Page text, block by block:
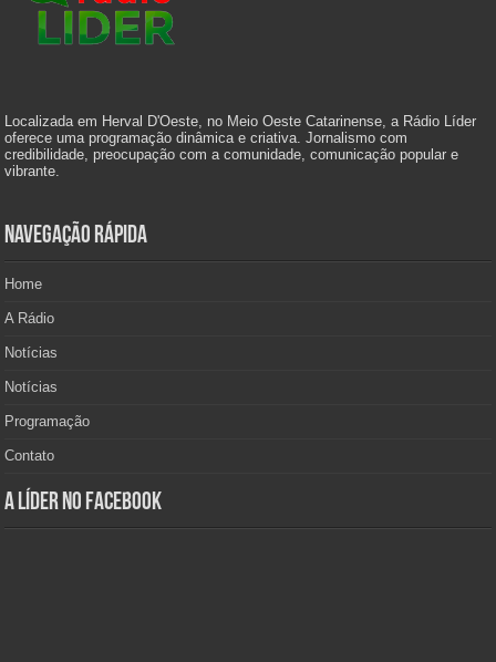
Localizada em Herval D'Oeste, no Meio Oeste Catarinense, a Rádio Líder
oferece uma programação dinâmica e criativa. Jornalismo com
credibilidade, preocupação com a comunidade, comunicação popular e
vibrante.
Navegação Rápida
Home
A Rádio
Notícias
Notícias
Programação
Contato
A Líder no Facebook